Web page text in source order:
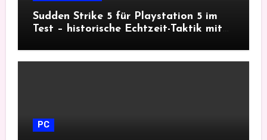
Sudden Strike 5 für Playstation 5 im
Test – historische Echtzeit-Taktik mit
PC